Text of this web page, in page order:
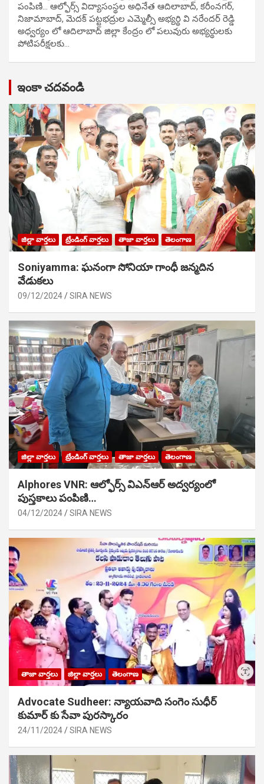
పంపిణి… ఆల్ఫోర్స్ విద్యాసంస్థల అధినేత ఆదిలాబాద్, కరీంనగర్,
నిజామాబాద్, మెదక్ పట్టభద్రుల ఎమ్మెల్సీ అభ్యర్థి వి నరేందర్ రెడ్డి
అధ్వర్యం లో ఆదిలాబాద్ జిల్లా కేంద్రం లో పలువురు అభ్యర్థులకు
పోటిప‌రీక్ష‌ల‌కు…
ఇంకా చదవండి
జిల్లా వార్తలు ట్రేండింగ్ వార్తలు తాజా వార్తలు తెలంగాణ
Soniyamma: ఘ‌నంగా సోనియా గాంధీ జ‌న్మ‌దిన
వేడుక‌లు
09/12/2024 SIRA NEWS
జిల్లా వార్తలు ట్రేండింగ్ వార్తలు తాజా వార్తలు తెలంగాణ
Alphores VNR: ఆల్ఫోర్స్ విఎన్ఆర్ అద్వర్యంలో
పుస్తకాలు పంపిణి…
04/12/2024 SIRA NEWS
తాజా వార్తలు జిల్లా వార్తలు తెలంగాణ
Advocate Sudheer: న్యాయవాది సంగెం సుధీర్
కుమార్ కు సేవా పురస్కారం
24/11/2024 SIRA NEWS